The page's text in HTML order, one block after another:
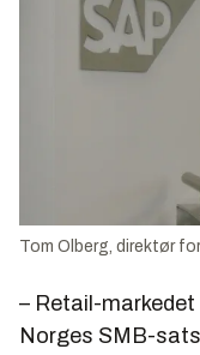
Tom Olberg, direktør
– Retail-
Norges SMB-